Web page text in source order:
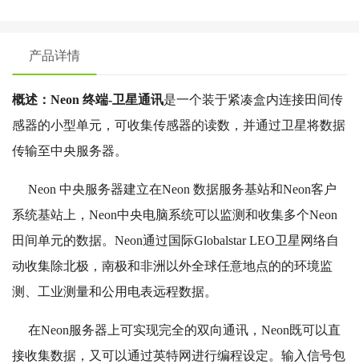
产品详情
概述： Neon 终端-卫星通讯是一个装于紧凑盒内连接田间传
感器的小型单元，可收集传感器的读数，并通过卫星将数据
传输至中央服务器。
Neon 中央服务器建立在Neon 数据服务基站和Neon客户
系统基站上，Neon中央电脑系统可以监测和收集多个Neon
田间单元的数据。Neon通过国际Globalstar LEO卫星网络自
动收集除北极，南极和非洲以外全球任意地点的的环境监
测、工业测量和公用电表远程数据。
在Neon服务器上可实现完全的双向通讯，Neon既可以直
接收集数据，又可以通过英特网进行编程设定。输入信号包